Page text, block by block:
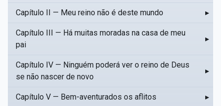
Capítulo II — Meu reino não é deste mundo ▸
Capítulo III — Há muitas moradas na casa de meu
pai
▸
Capítulo IV — Ninguém poderá ver o reino de Deus
se não nascer de novo
▸
Capítulo V — Bem-aventurados os aflitos ▸